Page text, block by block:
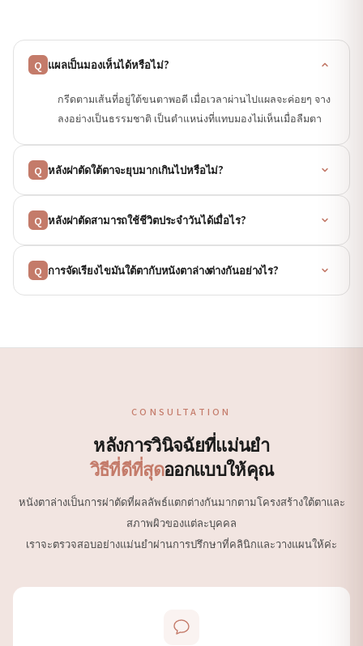
Q แผลเป็นมองเห็นได้หรือไม่?
กรีดตามเส้นที่อยู่ใต้ขนตาพอดี เมื่อเวลาผ่านไปแผลจะค่อยๆ จาง
ลงอย่างเป็นธรรมชาติ เป็นตำแหน่งที่แทบมองไม่เห็นเมื่อลืมตา
Q หลังผ่าตัดใต้ตาจะยุบมากเกินไปหรือไม่?
Q หลังผ่าตัดสามารถใช้ชีวิตประจำวันได้เมื่อไร?
Q การจัดเรียงไขมันใต้ตากับหนังตาล่างต่างกันอย่างไร?
CONSULTATION
หลังการวินิจฉัยที่แม่นยำ
วิธีที่ดีที่สุดออกแบบให้คุณ
หนังตาล่างเป็นการผ่าตัดที่ผลลัพธ์แตกต่างกันมากตามโครงสร้างใต้ตาและ
สภาพผิวของแต่ละบุคคล
เราจะตรวจสอบอย่างแม่นยำผ่านการปรึกษาที่คลินิกและวางแผนให้ค่ะ